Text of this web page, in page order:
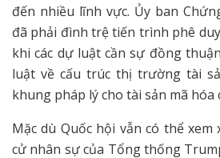
đến nhiều lĩnh vực. Ủy ban
đã phải đình trệ tiến trình phê
khi các dự luật cần sự đồng
luật về cấu trúc thị trường tài
khung pháp lý cho tài sản mã hóa
Mặc dù Quốc hội vẫn có thể xem
cử nhân sự của Tổng thống